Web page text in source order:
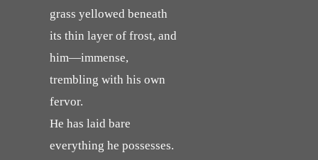
grass yellowed beneath
its thin layer of frost, and
him—immense,
trembling with his own
fervor.
He has laid bare
everything he possesses.